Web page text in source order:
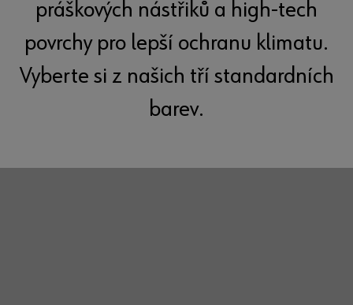
práškových nástřiků a high-tech
povrchy pro lepší ochranu klimatu.
Vyberte si z našich tří standardních
barev.